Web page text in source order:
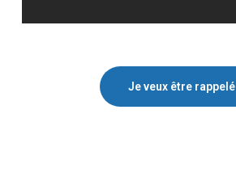
Je veux être rappelé